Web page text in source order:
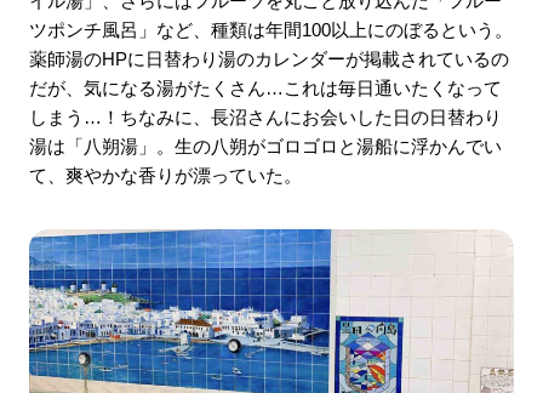
ツポンチ風呂」など、種類は年間100以上にのぼるという。
薬師湯のHPに日替わり湯のカレンダーが掲載されているの
だが、気になる湯がたくさん…これは毎日通いたくなって
しまう…！ちなみに、長沼さんにお会いした日の日替わり
湯は「八朔湯」。生の八朔がゴロゴロと湯船に浮かんでい
て、爽やかな香りが漂っていた。